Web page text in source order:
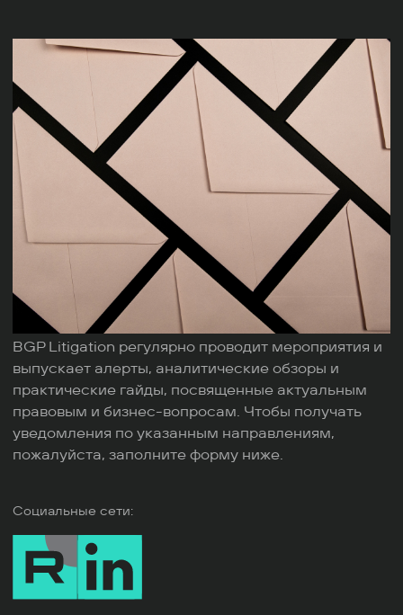
BGP Litigation регулярно проводит мероприятия и
выпускает алерты, аналитические обзоры и
практические гайды, посвященные актуальным
правовым и бизнес-вопросам. Чтобы получать
уведомления по указанным направлениям,
пожалуйста, заполните форму ниже.
Социальные сети: